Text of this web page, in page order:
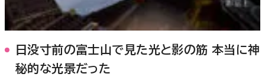
日没寸前の富士山で見た光と影の筋 本当に神
秘的な光景だった